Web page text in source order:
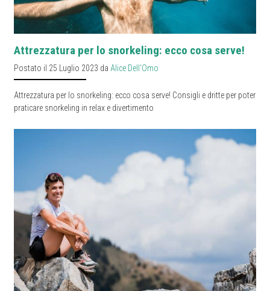
Attrezzatura per lo snorkeling: ecco cosa serve!
Postato il 25 Luglio 2023 da Alice Dell'Omo
Attrezzatura per lo snorkeling: ecco cosa serve! Consigli e dritte per poter
praticare snorkeling in relax e divertimento